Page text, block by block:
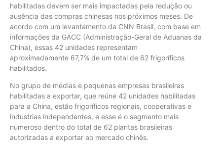
habilitadas devem ser mais impactadas pela redução ou
ausência das compras chinesas nos próximos meses. De
acordo com um levantamento da CNN Brasil, com base em
informações da GACC (Administração-Geral de Aduanas da
China), essas 42 unidades representam
aproximadamente 67,7% de um total de 62 frigoríficos
habilitados.
No grupo de médias e pequenas empresas brasileiras
habilitadas a exportar, que reúne 42 unidades habilitadas
para a China, estão frigoríficos regionais, cooperativas e
indústrias independentes, e esse é o segmento mais
numeroso dentro do total de 62 plantas brasileiras
autorizadas a exportar ao mercado chinês.